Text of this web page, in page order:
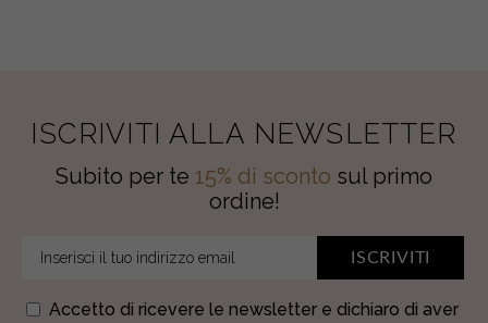
ISCRIVITI ALLA NEWSLETTER
Subito per te 15% di sconto sul primo
ordine!
ISCRIVITI
Accetto di ricevere le newsletter e dichiaro di aver